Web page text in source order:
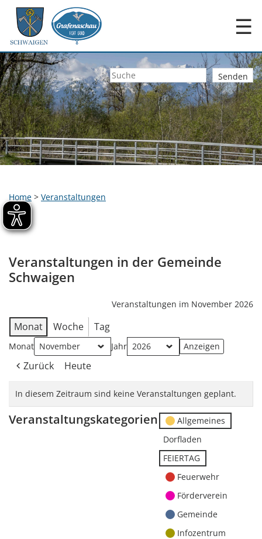
☰
Home > Veranstaltungen
Veranstaltungen in der Gemeinde
Schwaigen
Veranstaltungen im November 2026
Monat Woche Tag
Monat Jahr
Zurück Heute
In diesem Zeitraum sind keine Veranstaltungen geplant.
Veranstaltungskategorien
Allgemeines
Dorfladen
FEIERTAG
Feuerwehr
Förderverein
Gemeinde
Infozentrum